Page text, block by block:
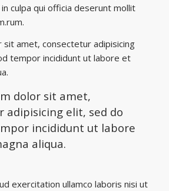
culpa qui officia deserunt mollit
sit amet, consectetur adipisicing
tempor incididunt ut labore et
dolor sit amet,
adipisicing elit, sed do
incididunt ut labore
aliqua.
exercitation ullamco laboris nisi ut